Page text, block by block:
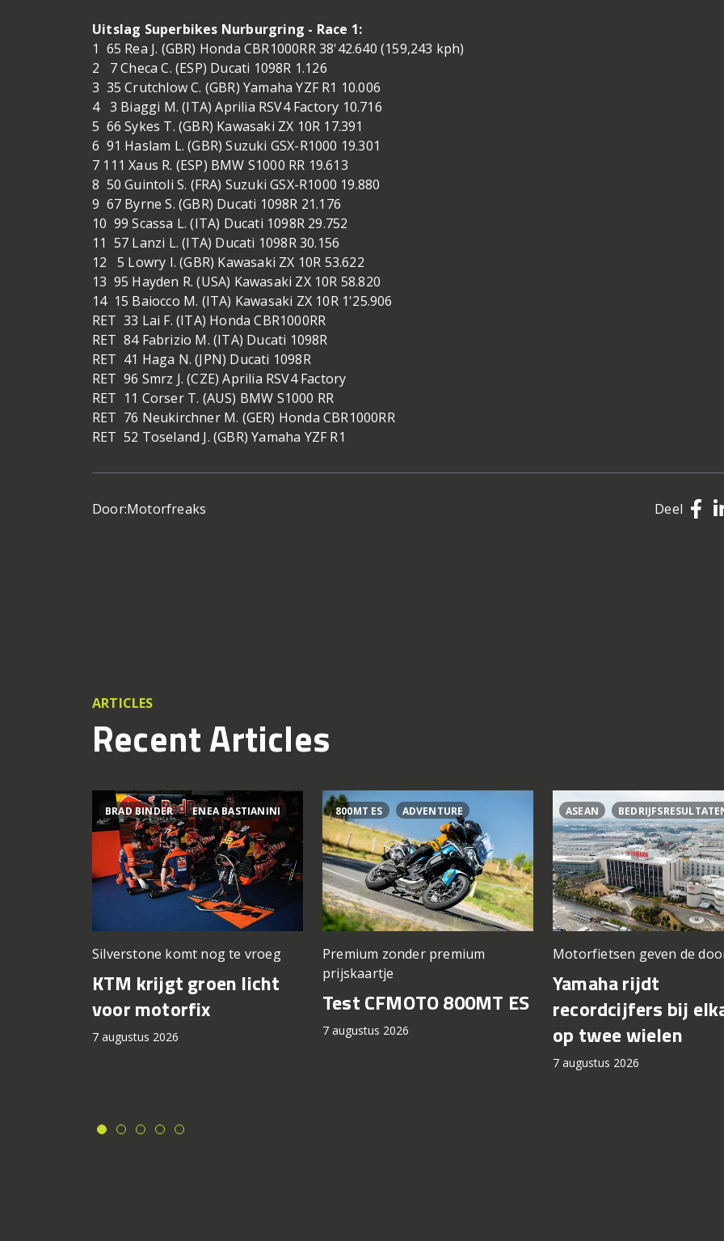
Uitslag Superbikes Nurburgring - Race 1:
1 65 Rea J. (GBR) Honda CBR1000RR 38'42.640 (159,243 kph)
2 7 Checa C. (ESP) Ducati 1098R 1.126
3 35 Crutchlow C. (GBR) Yamaha YZF R1 10.006
4 3 Biaggi M. (ITA) Aprilia RSV4 Factory 10.716
5 66 Sykes T. (GBR) Kawasaki ZX 10R 17.391
6 91 Haslam L. (GBR) Suzuki GSX-R1000 19.301
7 111 Xaus R. (ESP) BMW S1000 RR 19.613
8 50 Guintoli S. (FRA) Suzuki GSX-R1000 19.880
9 67 Byrne S. (GBR) Ducati 1098R 21.176
10 99 Scassa L. (ITA) Ducati 1098R 29.752
11 57 Lanzi L. (ITA) Ducati 1098R 30.156
12 5 Lowry I. (GBR) Kawasaki ZX 10R 53.622
13 95 Hayden R. (USA) Kawasaki ZX 10R 58.820
14 15 Baiocco M. (ITA) Kawasaki ZX 10R 1'25.906
RET 33 Lai F. (ITA) Honda CBR1000RR
RET 84 Fabrizio M. (ITA) Ducati 1098R
RET 41 Haga N. (JPN) Ducati 1098R
RET 96 Smrz J. (CZE) Aprilia RSV4 Factory
RET 11 Corser T. (AUS) BMW S1000 RR
RET 76 Neukirchner M. (GER) Honda CBR1000RR
RET 52 Toseland J. (GBR) Yamaha YZF R1
Door:Motorfreaks Deel
ARTICLES
Recent Articles
BRAD BINDER ENEA BASTIANINI
Silverstone komt nog te vroeg
KTM krijgt groen licht
voor motorfix
7 augustus 2026
800MT ES ADVENTURE
Premium zonder premium
prijskaartje
Test CFMOTO 800MT ES
7 augustus 2026
ASEAN
Motorfietsen geven de
Yamaha rijdt
recordcijfers bij
op twee wielen
7 augustus 2026